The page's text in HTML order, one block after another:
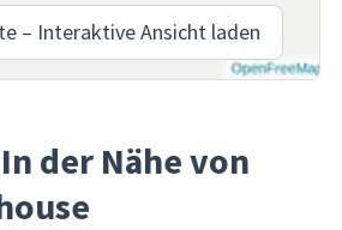
– Interaktive Ansicht laden
der Nähe von